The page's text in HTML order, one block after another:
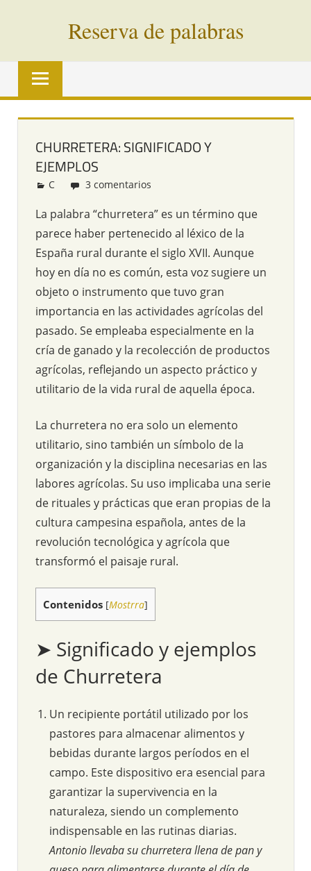
Reserva de palabras
Palabras
vías
todo
CHURRETERA: SIGNIFICADO Y
EJEMPLOS
Redacción
C 3 comentarios
La palabra “churretera” es un término que
parece haber pertenecido al léxico de la
España rural durante el siglo XVII. Aunque
hoy en día no es común, esta voz sugiere un
objeto o instrumento que tuvo gran
importancia en las actividades agrícolas del
pasado. Se empleaba especialmente en la
cría de ganado y la recolección de productos
agrícolas, reflejando un aspecto práctico y
utilitario de la vida rural de aquella época.
La churretera no era solo un elemento
utilitario, sino también un símbolo de la
organización y la disciplina necesarias en las
labores agrícolas. Su uso implicaba una serie
de rituales y prácticas que eran propias de la
cultura campesina española, antes de la
revolución tecnológica y agrícola que
transformó el paisaje rural.
Contenidos [Mostrra]
➤ Significado y ejemplos
de Churretera
Un recipiente portátil utilizado por los
pastores para almacenar alimentos y
bebidas durante largos períodos en el
campo. Este dispositivo era esencial para
garantizar la supervivencia en la
naturaleza, siendo un complemento
indispensable en las rutinas diarias.
Antonio llevaba su churretera llena de pan y